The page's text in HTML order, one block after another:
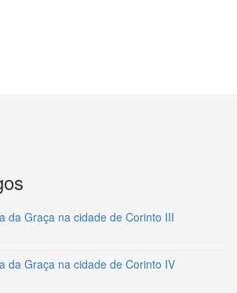
da Graça na cidade de Corinto III
da Graça na cidade de Corinto IV